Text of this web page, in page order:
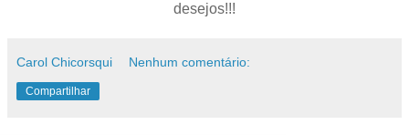
desejos!!!
Carol Chicorsqui Nenhum comentário:
Compartilhar